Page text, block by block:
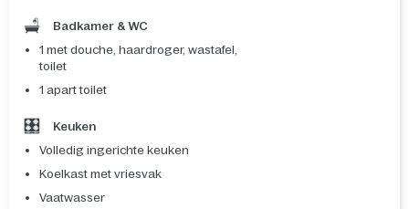
Badkamer & WC
1 met douche, haardroger, wastafel,
toilet
1 apart toilet
Keuken
Volledig ingerichte keuken
Koelkast met vriesvak
Vaatwasser